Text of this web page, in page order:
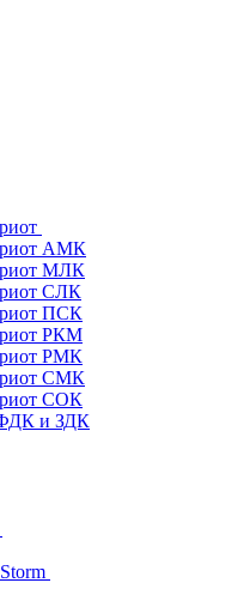
АМК
МЛК
CЛК
ПСК
РКМ
РМК
СМК
СОК
и ЗДК